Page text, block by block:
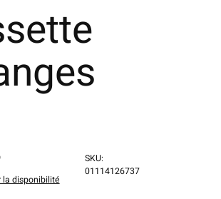
la disponibilité
SKU:
01114126737